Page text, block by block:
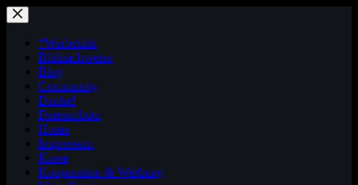
Zum
Inhalt
springen*Werbelink
Bildnachweise
Blog
Community
Danke!
Datenschutz
Home
Impressum
Kasse
Kooperation & Werbung